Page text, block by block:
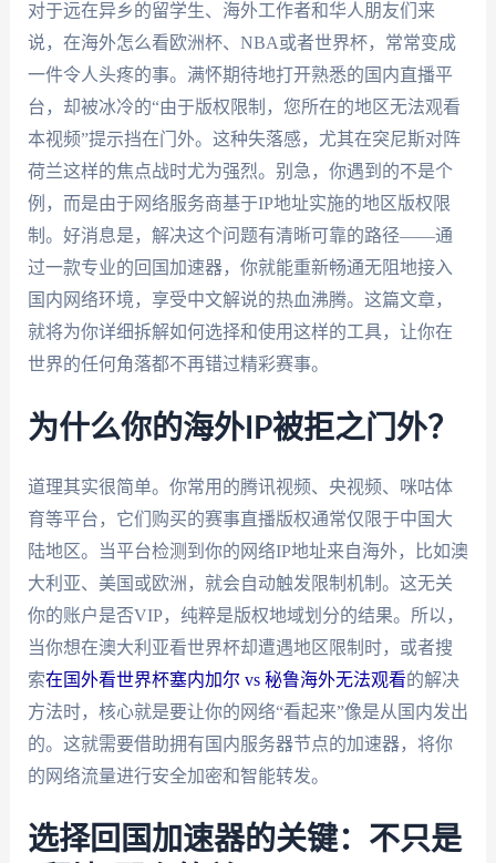
对于远在异乡的留学生、海外工作者和华人朋友们来
说，在海外怎么看欧洲杯、NBA或者世界杯，常常变成
一件令人头疼的事。满怀期待地打开熟悉的国内直播平
台，却被冰冷的“由于版权限制，您所在的地区无法观看
本视频”提示挡在门外。这种失落感，尤其在突尼斯对阵
荷兰这样的焦点战时尤为强烈。别急，你遇到的不是个
例，而是由于网络服务商基于IP地址实施的地区版权限
制。好消息是，解决这个问题有清晰可靠的路径——通
过一款专业的回国加速器，你就能重新畅通无阻地接入
国内网络环境，享受中文解说的热血沸腾。这篇文章，
就将为你详细拆解如何选择和使用这样的工具，让你在
世界的任何角落都不再错过精彩赛事。
为什么你的海外IP被拒之门外？
道理其实很简单。你常用的腾讯视频、央视频、咪咕体
育等平台，它们购买的赛事直播版权通常仅限于中国大
陆地区。当平台检测到你的网络IP地址来自海外，比如澳
大利亚、美国或欧洲，就会自动触发限制机制。这无关
你的账户是否VIP，纯粹是版权地域划分的结果。所以，
当你想在澳大利亚看世界杯却遭遇地区限制时，或者搜
索在国外看世界杯塞内加尔 vs 秘鲁海外无法观看的解决
方法时，核心就是要让你的网络“看起来”像是从国内发出
的。这就需要借助拥有国内服务器节点的加速器，将你
的网络流量进行安全加密和智能转发。
选择回国加速器的关键：不只是